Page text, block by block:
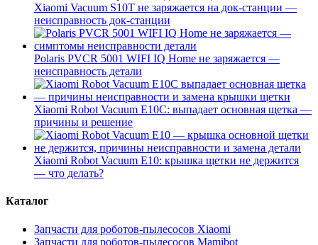
Xiaomi Vacuum S10T не заряжается на док-станции —
неисправность док-станции
Polaris PVCR 5001 WIFI IQ Home не заряжается —
неисправность детали
Xiaomi Robot Vacuum E10C: выпадает основная щетка —
причины и решение
Xiaomi Robot Vacuum E10: крышка щетки не держится
— что делать?
Каталог
Запчасти для роботов-пылесосов Xiaomi
Запчасти для роботов-пылесосов Mamibot